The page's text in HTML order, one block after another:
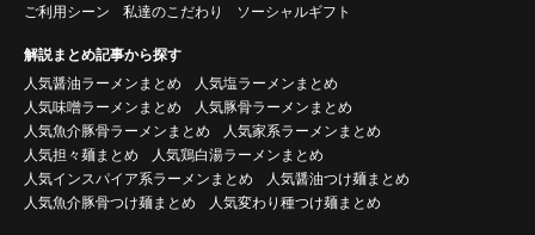
ご利用シーン
私達のこだわり ソーシャルギフト
解説まとめ記事から探す
人気醤油ラーメンまとめ
人気塩ラーメンまとめ
人気味噌ラーメンまとめ
人気豚骨ラーメンまとめ
人気魚介豚骨ラーメンまとめ
人気家系ラーメンまとめ
人気担々麺まとめ
人気鶏白湯ラーメンまとめ
人気インスパイア系ラーメンまとめ
人気醤油つけ麺まとめ
人気魚介豚骨つけ麺まとめ
人気変わり種つけ麺まとめ